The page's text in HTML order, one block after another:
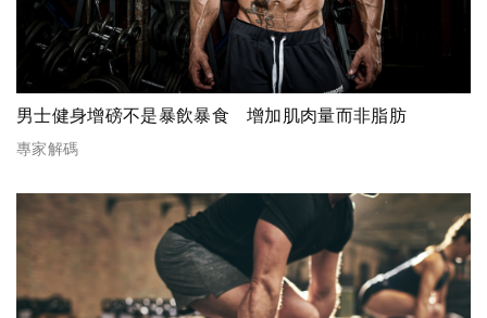
男士健身增磅不是暴飲暴食 增加肌肉量而非脂肪
專家解碼